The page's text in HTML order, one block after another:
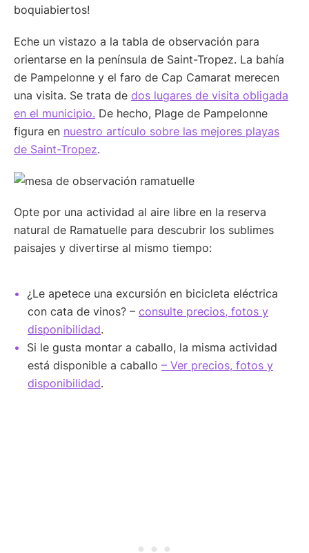
boquiabiertos!
Eche un vistazo a la tabla de observación para
orientarse en la península de Saint-Tropez. La bahía
de Pampelonne y el faro de Cap Camarat merecen
una visita. Se trata de dos lugares de visita obligada
en el municipio. De hecho, Plage de Pampelonne
figura en nuestro artículo sobre las mejores playas
de Saint-Tropez.
Opte por una actividad al aire libre en la reserva
natural de Ramatuelle para descubrir los sublimes
paisajes y divertirse al mismo tiempo:
¿Le apetece una excursión en bicicleta eléctrica
con cata de vinos? – consulte precios, fotos y
disponibilidad.
Si le gusta montar a caballo, la misma actividad
está disponible a caballo – Ver precios, fotos y
disponibilidad.